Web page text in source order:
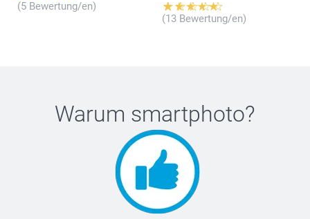
(5 Bewertung/en)
(13 Bewertung/en)
Warum smartphoto?